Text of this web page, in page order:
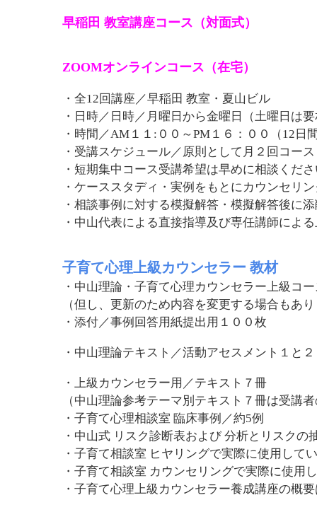
早稲田 教室講座コース（対面式）
ZOOMオンラインコース（在宅）
・全12回講座／早稲田 教室・夏山ビル
・日時／日時／月曜日から金曜日（土曜日は
・時間／AM１１:００～PM１６：００
（12日
・受講スケジュール／原則として月２回コース
・短期集中コース受講希望は早めに相談くだ
・ケーススタディ・実例をもとにカウンセリ
・相談事例に対する模擬解答・模擬解答後に
・中山代表による直接指導及び専任講師によ
子育て心理上級カウンセラー 教材
・中山理論・子育て心理カウンセラー上級コ
（但し、更新のため内容を変更する場合もあ
・添付／事例回答用紙提出用１００枚
・中山理論テキスト／活動アセスメント１と
・上級カウンセラー用／テキスト７冊
（中山理論参考テーマ別テキスト７冊は受講
・子育て心理相談室 臨床事例／約5例
・中山式 リスク診断表および 分析とリスクの
・子育て相談室 ヒヤリングで実際に使用して
・子育て相談室 カウンセリングで実際に使用
・子育て心理上級カウンセラー養成講座の概